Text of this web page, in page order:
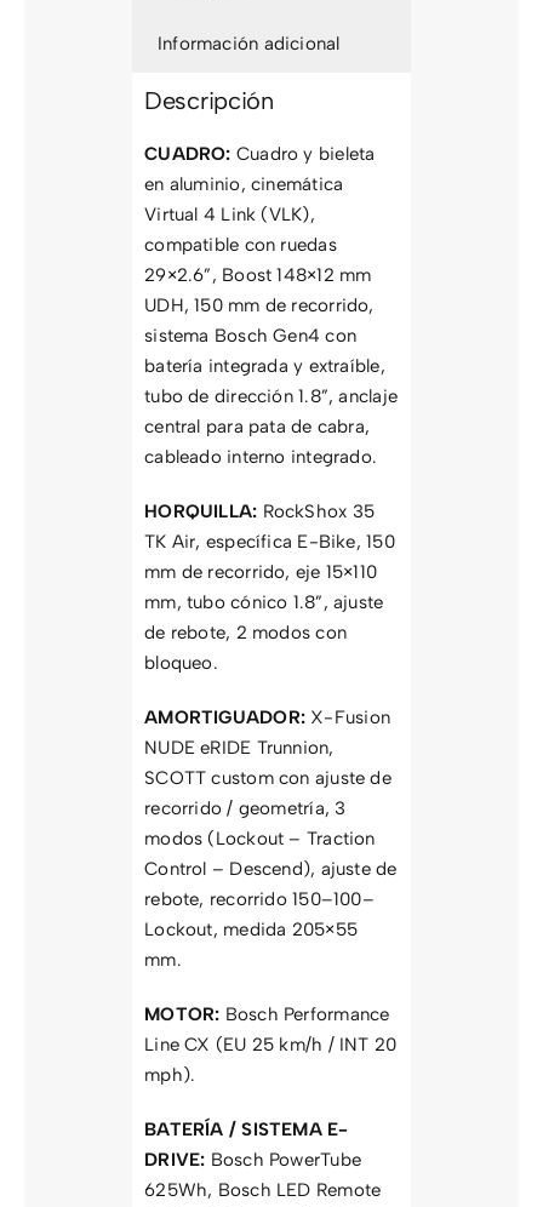
Información adicional
Descripción
CUADRO: Cuadro y bieleta
en aluminio, cinemática
Virtual 4 Link (VLK),
compatible con ruedas
29×2.6”, Boost 148×12 mm
UDH, 150 mm de recorrido,
sistema Bosch Gen4 con
batería integrada y extraíble,
tubo de dirección 1.8”, anclaje
central para pata de cabra,
cableado interno integrado.
HORQUILLA: RockShox 35
TK Air, específica E-Bike, 150
mm de recorrido, eje 15×110
mm, tubo cónico 1.8”, ajuste
de rebote, 2 modos con
bloqueo.
AMORTIGUADOR: X-Fusion
NUDE eRIDE Trunnion,
SCOTT custom con ajuste de
recorrido / geometría, 3
modos (Lockout – Traction
Control – Descend), ajuste de
rebote, recorrido 150–100–
Lockout, medida 205×55
mm.
MOTOR: Bosch Performance
Line CX (EU 25 km/h / INT 20
mph).
BATERÍA / SISTEMA E-
DRIVE: Bosch PowerTube
625Wh, Bosch LED Remote